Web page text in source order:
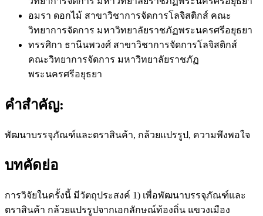
อมรา ดอกไม้ สาขาวิชาการจัดการโลจิสติกส์ คณะ
วิทยาการจัดการ มหาวิทยาลัยราชภัฏพระนครศรีอยุธยา
ทรรศิกา ธานีนพวงศ์ สาขาวิชาการจัดการโลจิสติกส์
คณะวิทยาการจัดการ มหาวิทยาลัยราชภัฏ
พระนครศรีอยุธยา
คำสำคัญ:
พัฒนาบรรจุภัณฑ์และตราสินค้า, กล้วยแปรรูป, ความพึงพอใจ
บทคัดย่อ
การวิจัยในครั้งนี้ มีวัตถุประสงค์ 1) เพื่อพัฒนาบรรจุภัณฑ์และ
ตราสินค้า กล้วยแปรรูปจากเอกลักษณ์ท้องถิ่น แขวงเมือง